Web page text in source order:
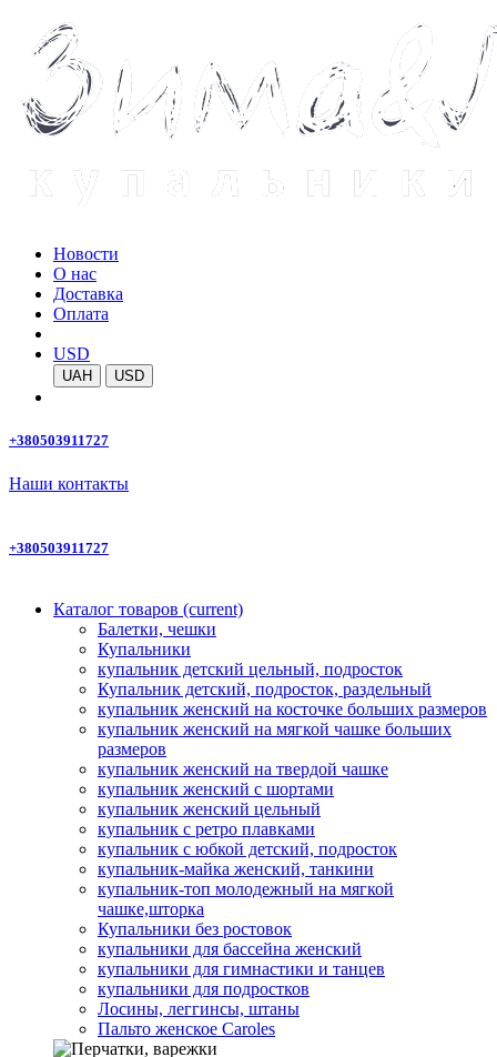
Новости
О нас
Доставка
Оплата
USD
UAH USD
+380503911727
Наши контакты
+380503911727
Каталог товаров (current)
Балетки, чешки
Купальники
купальник детский цельный, подросток
Купальник детский, подросток, раздельный
купальник женский на косточке больших размеров
купальник женский на мягкой чашке больших
размеров
купальник женский на твердой чашке
купальник женский с шортами
купальник женский цельный
купальник с ретро плавками
купальник с юбкой детский, подросток
купальник-майка женский, танкини
купальник-топ молодежный на мягкой
чашке,шторка
Купальники без ростовок
купальники для бассейна женский
купальники для гимнастики и танцев
купальники для подростков
Лосины, леггинсы, штаны
Пальто женское Caroles